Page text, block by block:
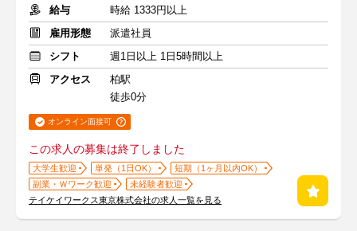
給与
時給 1333円以上
雇用形態
派遣社員
シフト
週1日以上 1日5時間以上
アクセス
柏駅
徒歩0分
オンライン面接可
この求人の募集は終了しました
大学生歓迎 単発（1日OK）
短期（1ヶ月以内OK）
副業・Ｗワーク歓迎
未経験者歓迎
テイケイワークス東京株式会社の求人一覧を見る